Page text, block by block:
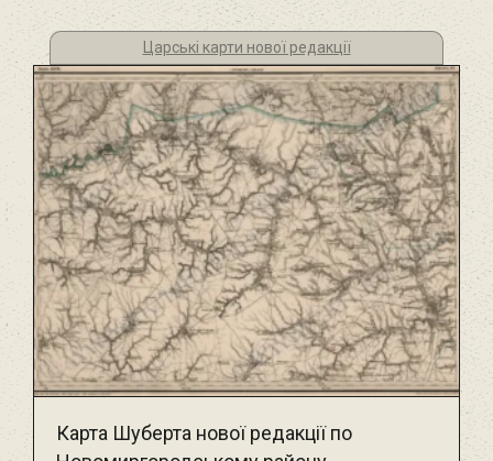
Царські карти нової редакції
Карта Шуберта нової редакції по